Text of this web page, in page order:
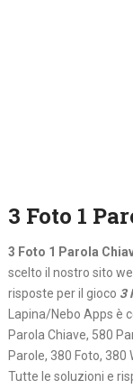
3 Foto 1
3 Foto 1 Parola
scelto il nostro sito
risposte per il gioco 3
Lapina/Nebo Apps è
Parola Chiave, 580
Parole, 380 Foto, 380
Tutte le soluzioni e